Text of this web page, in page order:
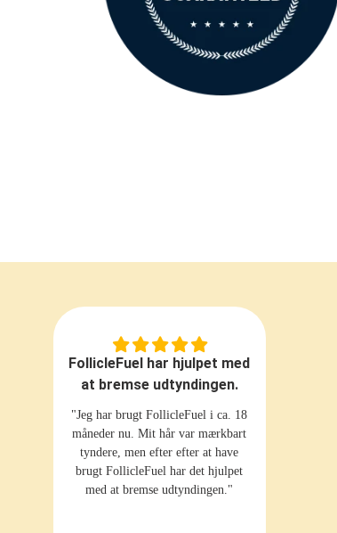
FollicleFuel har hjulpet med
at bremse udtyndingen.
"Jeg har brugt FollicleFuel i ca. 18
måneder nu. Mit hår var mærkbart
tyndere, men efter efter at have
brugt FollicleFuel har det hjulpet
med at bremse udtyndingen."